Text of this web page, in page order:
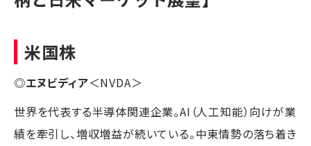
米国株
◎エヌビディア＜NVDA＞
世界を代表する半導体関連企業。AI（人工知能）向けが業
績を牽引し、増収増益が続いている。中東情勢の落ち着き